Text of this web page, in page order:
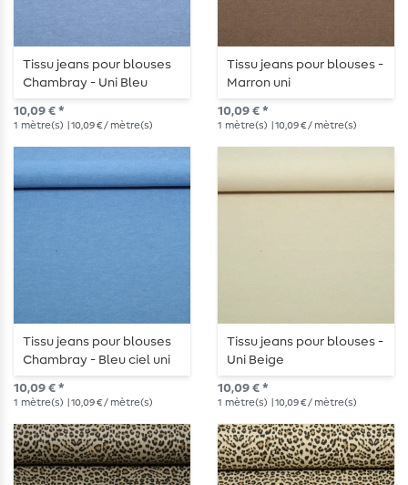
Tissu jeans pour blouses
Chambray - Uni Bleu
jeans
10,09 € *
1 mètre(s) | 10,09 € / mètre(s)
Tissu jeans pour blouses -
Marron uni
10,09 € *
1 mètre(s) | 10,09 € / mètre(s)
Tissu jeans pour blouses
Chambray - Bleu ciel uni
10,09 € *
1 mètre(s) | 10,09 € / mètre(s)
Tissu jeans pour blouses -
Uni Beige
10,09 € *
1 mètre(s) | 10,09 € / mètre(s)